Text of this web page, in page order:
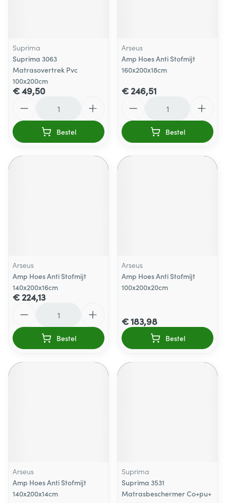
Suprima
Suprima 3063
Matrasovertrek Pvc
100x200cm
€ 49,50
Bestel
Arseus
Amp Hoes Anti Stofmijt
160x200x18cm
€ 246,51
Bestel
Arseus
Amp Hoes Anti Stofmijt
140x200x16cm
€ 224,13
Bestel
Arseus
Amp Hoes Anti Stofmijt
100x200x20cm
€ 183,98
Bestel
Arseus
Amp Hoes Anti Stofmijt
140x200x14cm
Suprima
Suprima 3531
Matrasbeschermer Co+pu+